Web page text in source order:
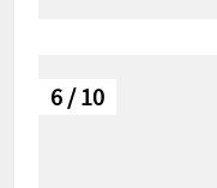
6 / 10